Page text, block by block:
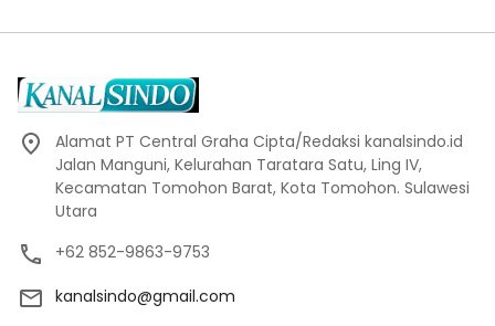
Alamat PT Central Graha Cipta/Redaksi kanalsindo.id
Jalan Manguni, Kelurahan Taratara Satu, Ling IV,
Kecamatan Tomohon Barat, Kota Tomohon. Sulawesi
Utara
+62 852-9863-9753
kanalsindo@gmail.com